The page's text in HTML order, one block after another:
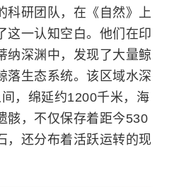
科研团队，在《自然》上
这一认知空白。他们在印
纳深渊中，发现了大量鲸
落生态系统。该区域水深
，绵延约1200千米，海
骸，不仅保存着距今530
，还分布着活跃运转的现